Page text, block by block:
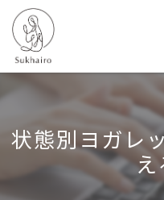
状態別ヨガレ
え